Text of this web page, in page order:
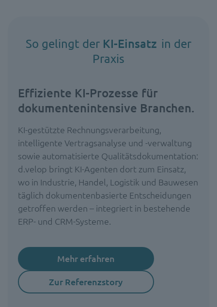
So gelingt der KI-Einsatz in der
Praxis
Effiziente KI-Prozesse für
dokumentenintensive Branchen.
KI-gestützte Rechnungsverarbeitung,
intelligente Vertragsanalyse und -verwaltung
sowie automatisierte Qualitätsdokumentation:
d.velop bringt KI-Agenten dort zum Einsatz,
wo in Industrie, Handel, Logistik und Bauwesen
täglich dokumentenbasierte Entscheidungen
getroffen werden – integriert in bestehende
ERP- und CRM-Systeme.
Mehr erfahren
Zur Referenzstory